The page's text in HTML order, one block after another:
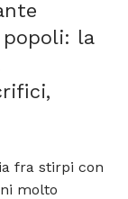
la
fra stirpi con
molto